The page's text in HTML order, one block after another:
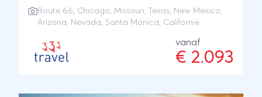
Route 66, Chicago, Missouri, Texas, New Mexico,
Arizona, Nevada, Santa Monica, Californië
vanaf
€ 2.093